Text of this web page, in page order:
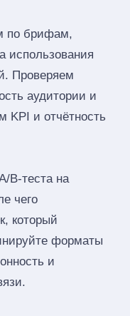
по брифам,
использования
Проверяем
аудитории и
KPI и отчётность
B‑теста на
чего
который
форматы
и